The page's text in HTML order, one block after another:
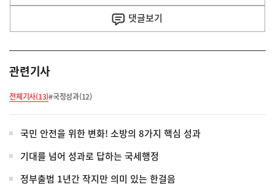
댓글보기
관련기사
전체기사(13)#국정성과(12)
국민 안전을 위한 변화! 소방의 8가지 핵심 성과
기대를 넘어 성과로 답하는 국세행정
정부출범 1년간 작지만 의미 있는 한걸음